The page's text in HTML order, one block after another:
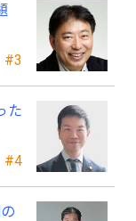
#3
#4
た